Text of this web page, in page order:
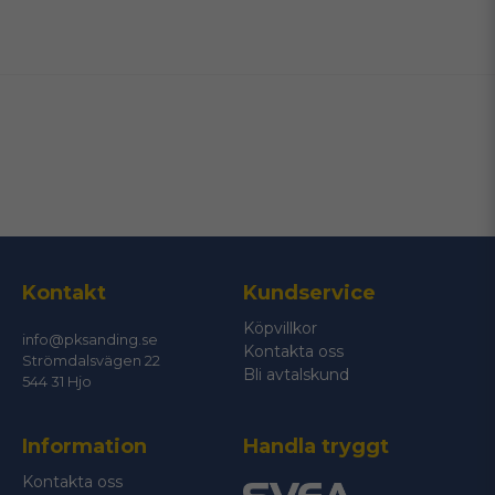
Ja, ni får publicera min fråga
Skicka fråga
Kontakt
info@pksanding.se
Strömdalsvägen 22
544 31 Hjo
Kundservice
Köpvillkor
Kontakta oss
Bli avtalskund
Information
Kontakta oss
Handla tryggt